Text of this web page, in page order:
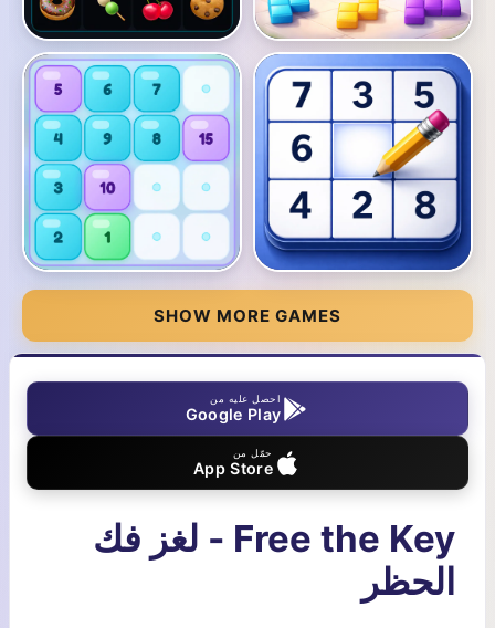
SHOW MORE GAMES
احصل عليه من
Google Play
حمّل من
App Store
Free the Key - لغز فك
الحظر